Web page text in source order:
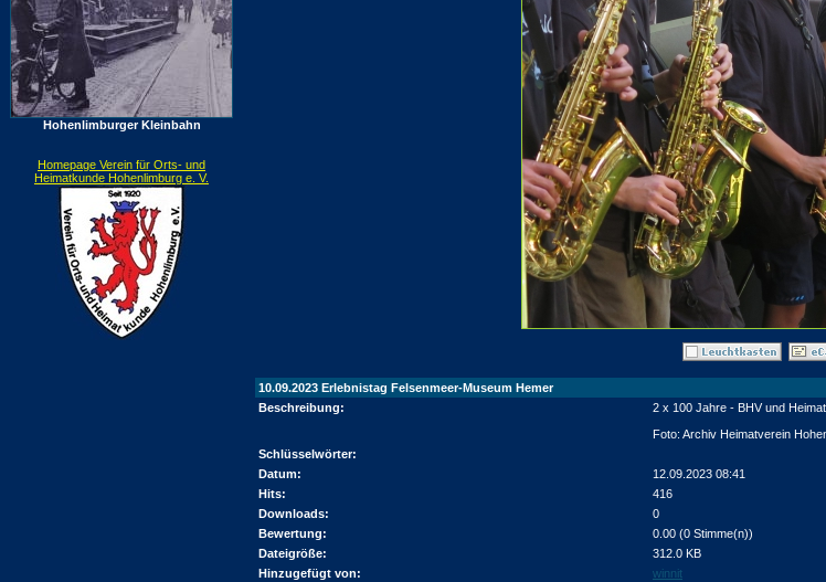
Hohenlimburger Kleinbahn
Homepage Verein für Orts- und
Heimatkunde Hohenlimburg e. V.
10.09.2023 Erlebnistag Felsenmeer-Museum Hemer
Beschreibung:
2 x 100 Jahre - BHV und
Foto: Archiv Heimatverein
Schlüsselwörter:
Datum:
12.09.2023 08:41
Hits:
416
Downloads:
0
Bewertung:
0.00 (0 Stimme(n))
Dateigröße:
312.0 KB
Hinzugefügt von:
winnit